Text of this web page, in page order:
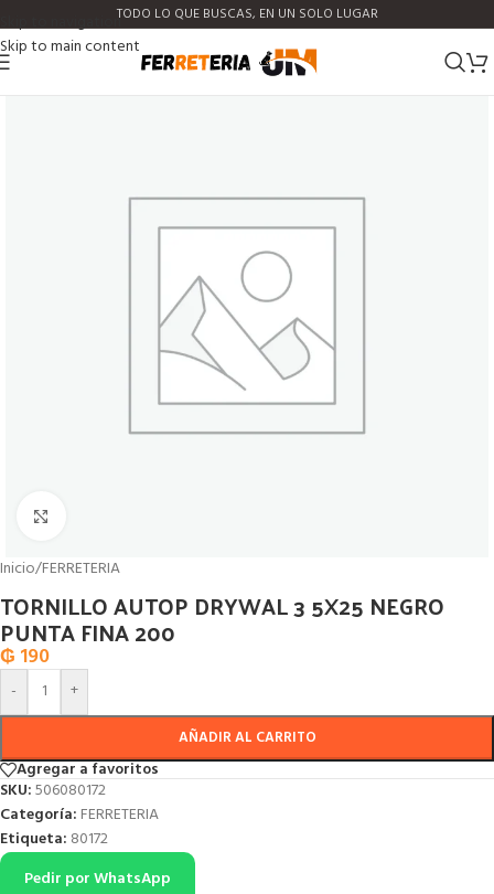
Skip to navigation
Skip to main content
TODO LO QUE BUSCAS, EN UN SOLO LUGAR
Inicio/FERRETERIA
TORNILLO AUTOP DRYWAL 3 5X25 NEGRO
PUNTA FINA 200
₲ 190
- +
AÑADIR AL CARRITO
Agregar a favoritos
SKU:506080172
Categoría: FERRETERIA
Etiqueta: 80172
Pedir por WhatsApp